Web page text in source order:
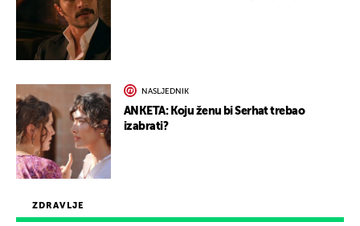
ZDRAVLJE
NASLJEDNIK
ANKETA: Koju ženu bi Serhat trebao
izabrati?